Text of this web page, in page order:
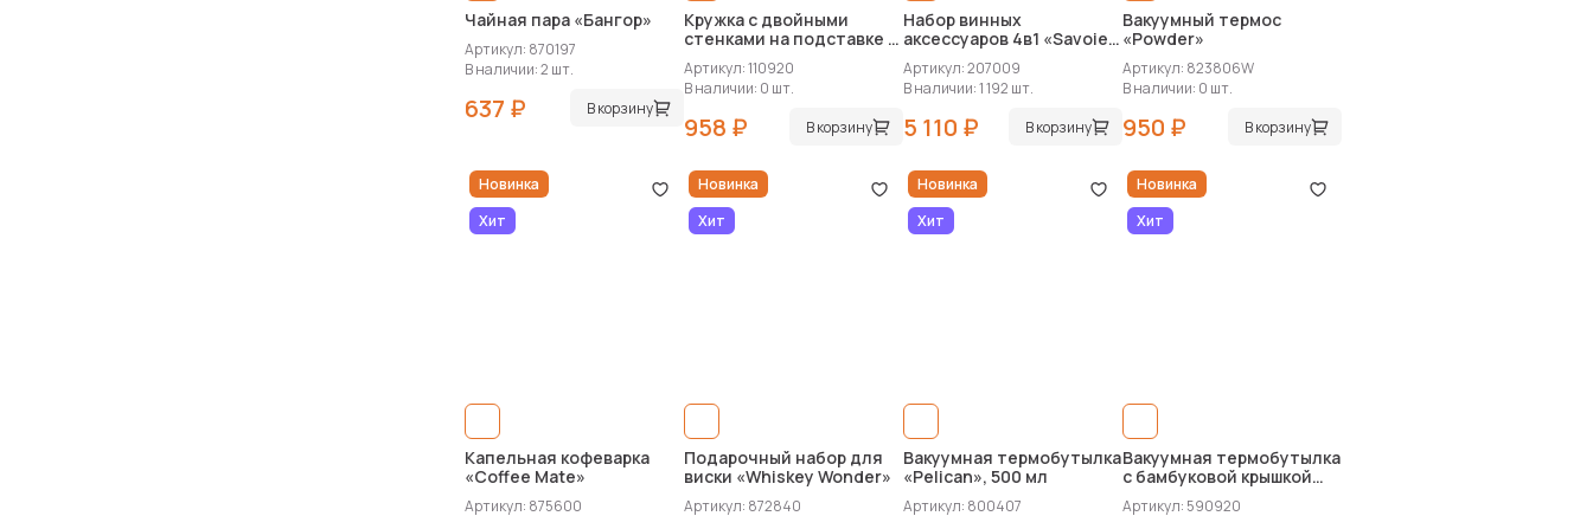
Чайная пара «Бангор»
Артикул: 870197
В наличии: 2 шт.
637 ₽ В корзину
Кружка с двойными
стенками на подставке с
ложкой «Teatrio»
Артикул: 110920
В наличии: 0 шт.
958 ₽ В корзину
Набор винных
аксессуаров 4в1 «Savoie»
с покрытием soft touch
Артикул: 207009
В наличии: 1 192 шт.
5 110 ₽ В корзину
Вакуумный термос
«Powder»
Артикул: 823806W
В наличии: 0 шт.
950 ₽ В корзину
Новинка
Хит
Капельная кофеварка
«Coffee Mate»
Артикул: 875600
Новинка
Хит
Подарочный набор для
виски «Whiskey Wonder»
Артикул: 872840
Новинка
Хит
Вакуумная термобутылка
«Pelican», 500 мл
Артикул: 800407
Новинка
Хит
Вакуумная термобутылка
с бамбуковой крышкой
«Klas», 500 мл
Артикул: 590920